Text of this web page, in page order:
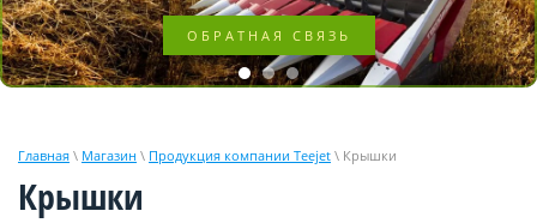
ОБРАТНАЯ СВЯЗЬ
Главная \ Магазин \ Продукция компании Teejet \ Крышки
Крышки